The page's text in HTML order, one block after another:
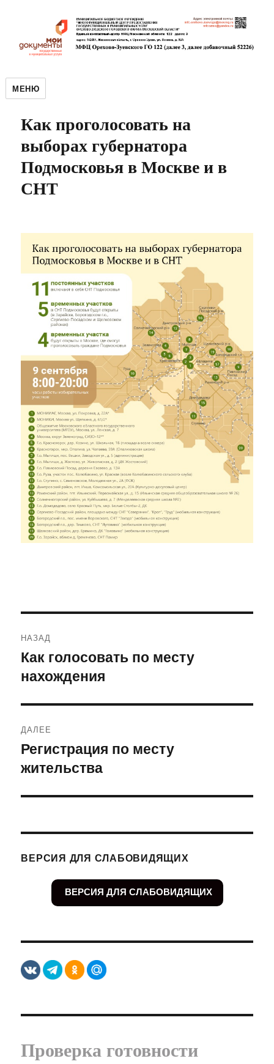
МЕНЮ
Как проголосовать на
выборах губернатора
Подмосковья в Москве и в
СНТ
по
записям
НАЗАД
Предыдущая
запись:
Как голосовать по месту
нахождения
ДАЛЕЕ
Следующая
запись:
Регистрация по месту
жительства
ВЕРСИЯ ДЛЯ СЛАБОВИДЯЩИХ
ВЕРСИЯ ДЛЯ СЛАБОВИДЯЩИХ
Проверка готовности